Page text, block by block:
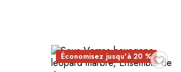
♥
Économisez jusqu'à 20 %